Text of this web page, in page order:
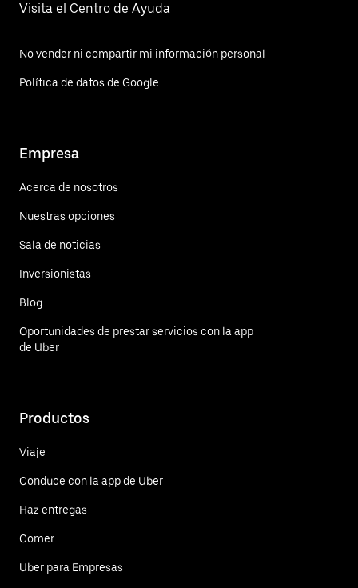
Visita el Centro de Ayuda
No vender ni compartir mi información personal
Política de datos de Google
Empresa
Acerca de nosotros
Nuestras opciones
Sala de noticias
Inversionistas
Blog
Oportunidades de prestar servicios con la app
de Uber
Productos
Viaje
Conduce con la app de Uber
Haz entregas
Comer
Uber para Empresas